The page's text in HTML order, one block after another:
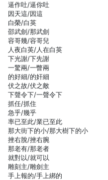
逼作吐/逼你吐
因天這/因這
白榮/白英
邵武劍/那武劍
容哥幾/容哥兒
人夜白英/人在白英
下光謝/下先謝
一驚兩/一瞥兩
的好細/的奸細
伏之故/伏之敵
下聲令下/一聲令下
抓任/抓住
急乎/幾乎
率已至此/業已至此
那大街下的小/那大樹下的小
挫右脫/挫右腕
那老有/那老者
就對以/就可以
雕刻主/雕劍主
手上報的/手上綁的